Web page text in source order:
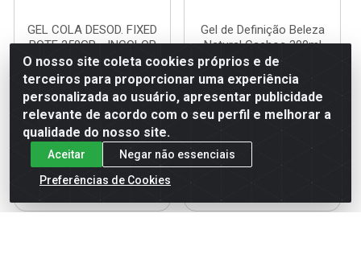
GEL COLA DESOD. FIXED
POTE 250GR - INCOLOR
Código: 119587
Embalagem: UN
Faça seu login ou
cadastre-se para
ver preços e
comprar
Gel de Definição Beleza
Natural Cachos 300ml
Código: 116178
Embalagem: UN
Faça seu login ou
cadastre-se para
ver preços e
O nosso site coleta cookies próprios e de
terceiros para proporcionar uma experiência
personalizada ao usuário, apresentar publicidade
relevante de acordo com o seu perfil e melhorar a
qualidade do nosso site.
Aceitar
Negar não essenciais
Preferências de Cookies